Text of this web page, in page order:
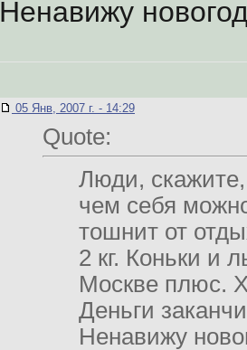
Ненавижу
05 Янв, 2007 г. - 14:29
Quote:
Люди,
чем себя
тошнит от
2 кг. Коньки и
Москве плюс.
Деньги
Ненавижу